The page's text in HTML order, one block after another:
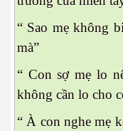
“ Sao mẹ không
mà”
“ Con sợ mẹ lo
không cần lo cho
“ À con nghe mẹ